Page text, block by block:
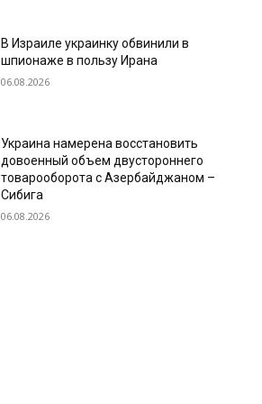
В Израиле украинку обвинили в
шпионаже в пользу Ирана
06.08.2026
Украина намерена восстановить
довоенный объем двустороннего
товарооборота с Азербайджаном –
Сибига
06.08.2026